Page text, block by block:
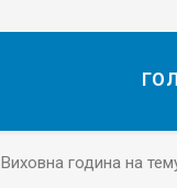
Виховна година на